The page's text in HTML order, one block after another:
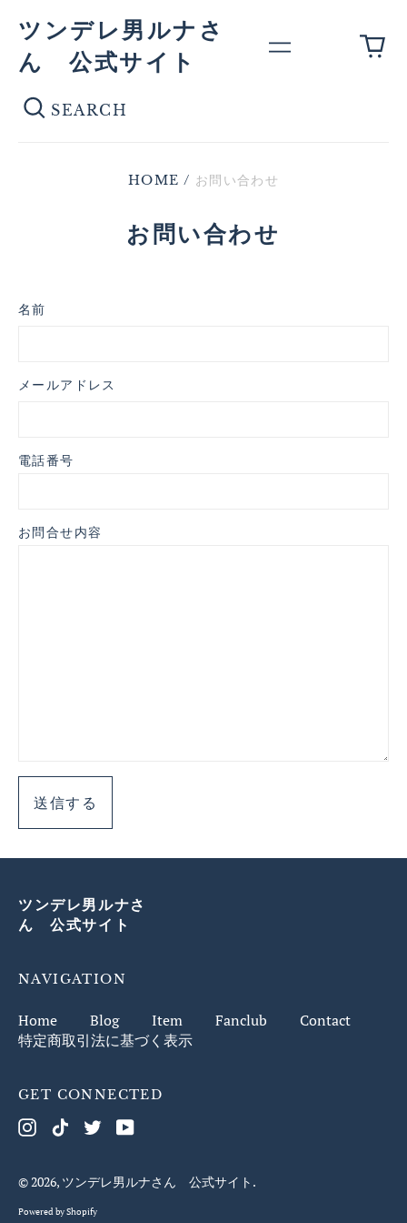
ツンデレ男ルナさ
ん 公式サイト
Menu
0
HOME / お問い合わせ
お問い合わせ
名前
メールアドレス
電話番号
お問合せ内容
ツンデレ男ルナさ
ん 公式サイト
NAVIGATION
Home Blog Item Fanclub
Contact
特定商取引法に基づく表示
GET CONNECTED
© 2026, ツンデレ男ルナさん 公式サイト .
Powered by Shopify